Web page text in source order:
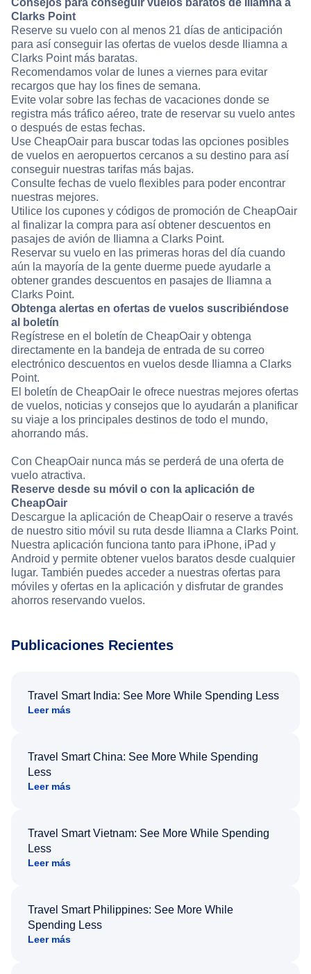
Consejos para conseguir vuelos baratos de Iliamna a
Clarks Point
Reserve su vuelo con al menos 21 días de anticipación
para así conseguir las ofertas de vuelos desde Iliamna a
Clarks Point más baratas.
Recomendamos volar de lunes a viernes para evitar
recargos que hay los fines de semana.
Evite volar sobre las fechas de vacaciones donde se
registra más tráfico aéreo, trate de reservar su vuelo antes
o después de estas fechas.
Use CheapOair para buscar todas las opciones posibles
de vuelos en aeropuertos cercanos a su destino para así
conseguir nuestras tarifas más bajas.
Consulte fechas de vuelo flexibles para poder encontrar
nuestras mejores.
Utilice los cupones y códigos de promoción de CheapOair
al finalizar la compra para así obtener descuentos en
pasajes de avión de Iliamna a Clarks Point.
Reservar su vuelo en las primeras horas del día cuando
aún la mayoría de la gente duerme puede ayudarle a
obtener grandes descuentos en pasajes de Iliamna a
Clarks Point.
Obtenga alertas en ofertas de vuelos suscribiéndose
al boletín
Regístrese en el boletín de CheapOair y obtenga
directamente en la bandeja de entrada de su correo
electrónico descuentos en vuelos desde Iliamna a Clarks
Point.
El boletín de CheapOair le ofrece nuestras mejores ofertas
de vuelos, noticias y consejos que lo ayudarán a planificar
su viaje a los principales destinos de todo el mundo,
ahorrando más.
Con CheapOair nunca más se perderá de una oferta de
vuelo atractiva.
Reserve desde su móvil o con la aplicación de
CheapOair
Descargue la aplicación de CheapOair o reserve a través
de nuestro sitio móvil su ruta desde Iliamna a Clarks Point.
Nuestra aplicación funciona tanto para iPhone, iPad y
Android y permite obtener vuelos baratos desde cualquier
lugar. También puedes acceder a nuestras ofertas para
móviles y ofertas en la aplicación y disfrutar de grandes
ahorros reservando vuelos.
Publicaciones Recientes
Travel Smart India: See More While Spending Less
Leer más
Travel Smart China: See More While Spending
Less
Leer más
Travel Smart Vietnam: See More While Spending
Less
Leer más
Travel Smart Philippines: See More While
Spending Less
Leer más